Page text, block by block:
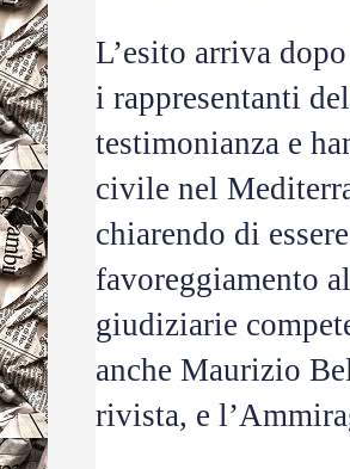
L’esito arriva
i rappresentanti
testimonianza e
civile nel
chiarendo di
favoreggiamento
giudiziarie
anche Maurizio
rivista, e